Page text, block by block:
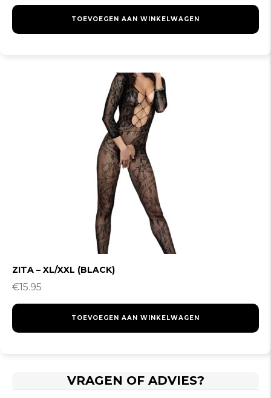
VRAGEN OF ADVIES?
TOEVOEGEN AAN WINKELWAGEN
ZITA – XL/XXL (BLACK)
€15.95
TOEVOEGEN AAN WINKELWAGEN